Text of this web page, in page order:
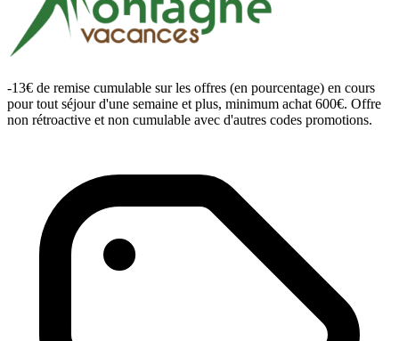
-13€ de remise cumulable sur les offres (en pourcentage) en cours
pour tout séjour d'une semaine et plus, minimum achat 600€. Offre
non rétroactive et non cumulable avec d'autres codes promotions.